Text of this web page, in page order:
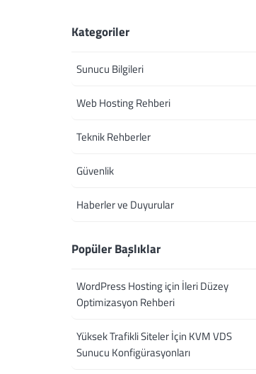
Kategoriler
Sunucu Bilgileri
Web Hosting Rehberi
Teknik Rehberler
Güvenlik
Haberler ve Duyurular
Popüler Başlıklar
WordPress Hosting için İleri Düzey
Optimizasyon Rehberi
Yüksek Trafikli Siteler İçin KVM VDS
Sunucu Konfigürasyonları